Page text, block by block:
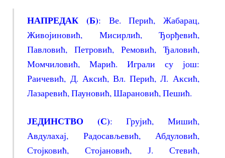
НАПРЕДАК (Б): Ве. Перић, Жабарац,
Живојиновић, Мисирлић, Ђорђевић,
Павловић, Петровић, Ремовић, Ђаловић,
Момчиловић, Марић. Играли су још:
Раичевић, Д. Аксић, Вл. Перић, Л. Аксић,
Лазаревић, Пауновић, Шарановић, Пешић.
ЈЕДИНСТВО (С): Грујић, Мишић,
Авдулахај, Радосављевић, Абдуловић,
Стојковић, Стојановић, Ј. Стевић,